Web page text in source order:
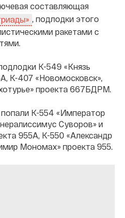
составляющая
, подлодки этого
ракетами с
К-549 «Князь
К-407 «Новомосковск»,
проекта 667БДРМ.
К-554 «Император
Суворов» и
955А, К-550 «Александр
Мономах» проекта 955.